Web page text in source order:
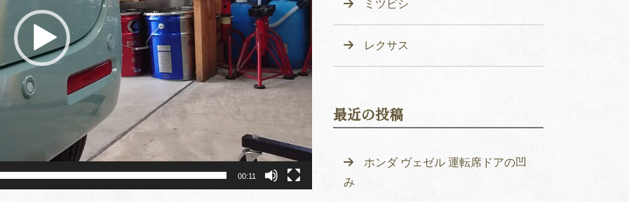
00:11
ミツビシ
レクサス
最近の投稿
ホンダ ヴェゼル 運転席ドアの凹
み